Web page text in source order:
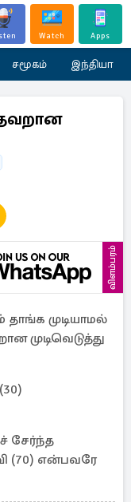
Watch Apps
சமூகம் இந்தியா
விளம்பரம்
தாங்க முடியாமல்
சேர்ந்த
(70) என்பவரே